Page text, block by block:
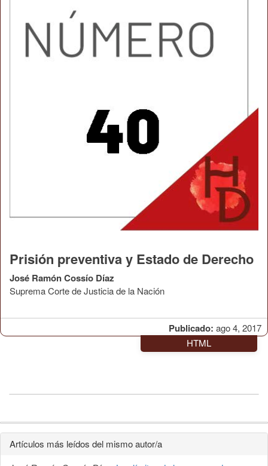
Publicado: ago 4, 2017
Prisión preventiva y Estado de Derecho
José Ramón Cossío Díaz
Suprema Corte de Justicia de la Nación
HTML
Detalles
Artículos más leídos del mismo autor/a